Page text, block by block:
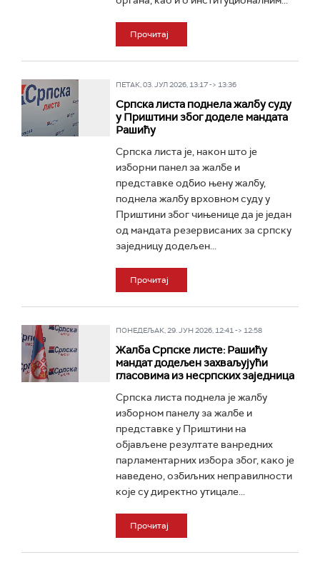
Прочитај
ПЕТАК, 03. ЈУЛ 2026, 13:17 -> 13:36
Српска листа поднела жалбу суду
у Приштини због доделе мандата
Рашићу
Српска листа је, након што је
изборни панел за жалбе и
представке одбио њену жалбу,
поднела жалбу врховном суду у
Приштини због чињенице да је један
од мандата резервисаних за српску
заједницу додељен...
Прочитај
ПОНЕДЕЉАК, 29. ЈУН 2026, 12:41 -> 12:58
Жалба Српске листе: Рашићу
мандат додељен захваљујући
гласовима из несрпских заједница
Српска листа поднела je жалбу
изборном панелу за жалбе и
представке у Приштини на
објављене резултате ванредних
парламентарних избора због, како је
наведено, озбиљних неправилности
које су директно утицале...
Прочитај